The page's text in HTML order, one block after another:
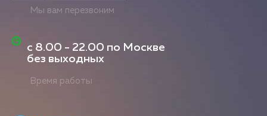
Мы вам перезвоним
с 8.00 - 22.00 по Москве
без выходных
Время работы